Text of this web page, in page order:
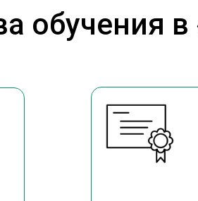
обучения в